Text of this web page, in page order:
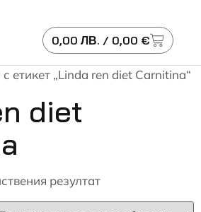
0,00 ЛВ. / 0,00 €
етикет „Linda ren diet Carnitina“
diet
резултат